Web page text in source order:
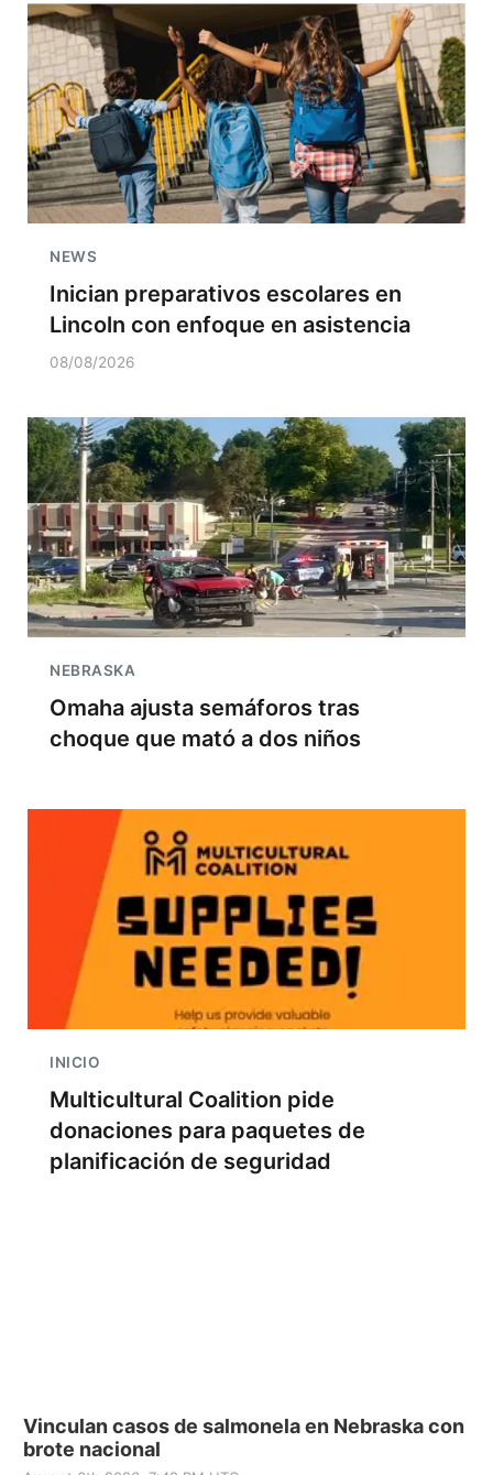
NEWS
Inician preparativos escolares en
Lincoln con enfoque en asistencia
08/08/2026
NEBRASKA
Omaha ajusta semáforos tras
choque que mató a dos niños
INICIO
Multicultural Coalition pide
donaciones para paquetes de
planificación de seguridad
Vinculan casos de salmonela en Nebraska con
brote nacional